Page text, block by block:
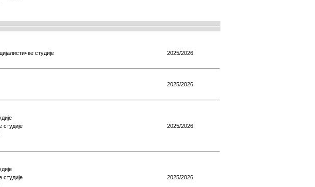
студије 2025/2026.
2025/2026.
студије
2025/2026.
студије
2025/2026.